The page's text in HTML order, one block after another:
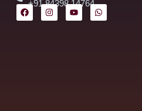
+91 84398 14764
F
a
I
n
Y
o
W
h